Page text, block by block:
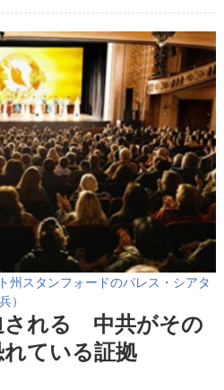
州スタンフォードのパレス・シアタ
）
される 中共がその
ている証拠